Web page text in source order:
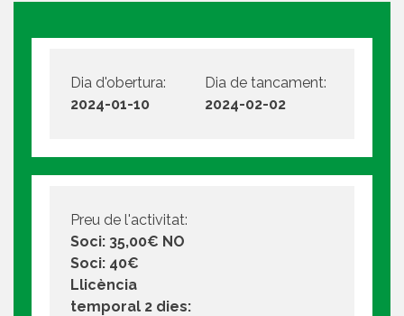
Dia d'obertura:
2024-01-10
Dia de tancament:
2024-02-02
Preu de l'activitat:
Soci: 35,00€ NO
Soci: 40€
Llicència
temporal 2 dies: